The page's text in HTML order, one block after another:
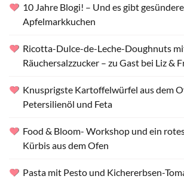
10 Jahre Blogi! – Und es gibt
Apfelmarkkuchen
Ricotta-Dulce-de-Leche-Doughnuts
Räuchersalzzucker – zu Gast bei Liz &
Knusprigste Kartoffelwürfel aus dem
Petersilienöl und Feta
Food & Bloom- Workshop und ein
Kürbis aus dem Ofen
Pasta mit Pesto und Kichererbsen-